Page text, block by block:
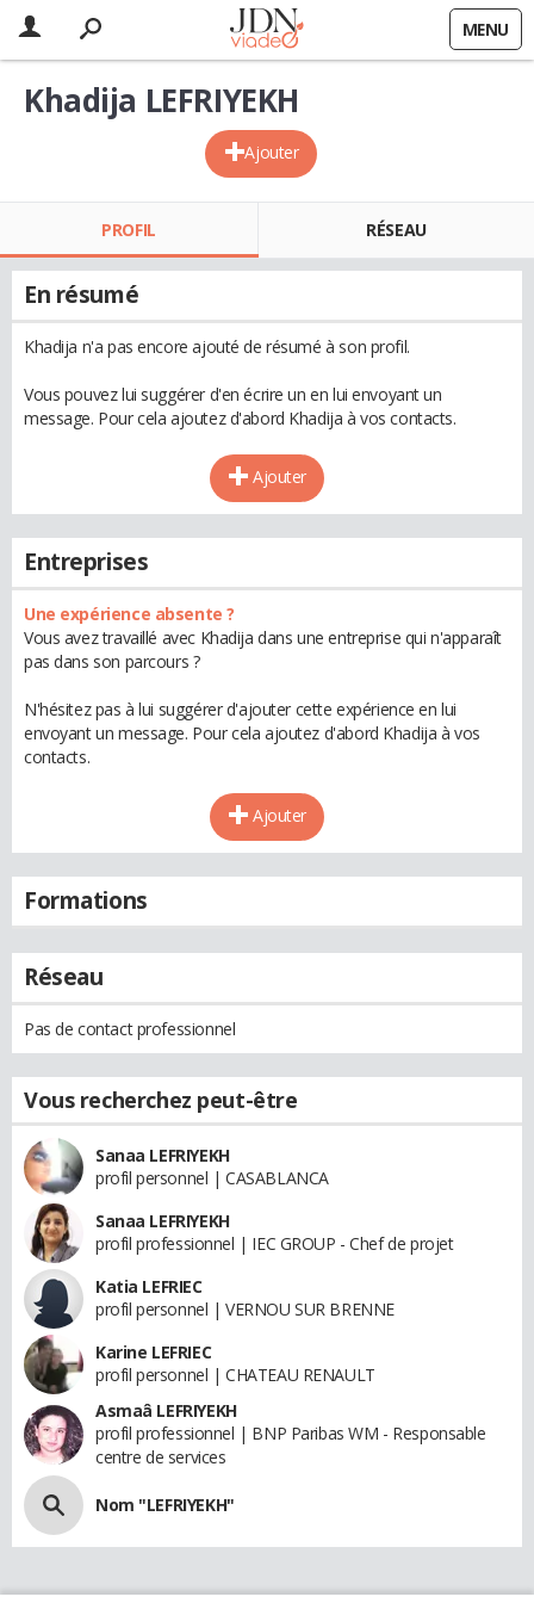
MENU
Ajouter
Khadija LEFRIYEKH
PROFIL RÉSEAU
En résumé
Khadija n'a pas encore ajouté de résumé à son profil.
Vous pouvez lui suggérer d'en écrire un en lui envoyant un
message. Pour cela ajoutez d'abord Khadija à vos contacts.
Ajouter
Entreprises
Une expérience absente ?
Vous avez travaillé avec Khadija dans une entreprise qui n'apparaît
pas dans son parcours ?
N'hésitez pas à lui suggérer d'ajouter cette expérience en lui
envoyant un message. Pour cela ajoutez d'abord Khadija à vos
contacts.
Ajouter
Formations
Réseau
Pas de contact professionnel
Vous recherchez peut-être
Sanaa LEFRIYEKH
profil personnel | CASABLANCA
Sanaa LEFRIYEKH
profil professionnel | IEC GROUP - Chef de projet
Katia LEFRIEC
profil personnel | VERNOU SUR BRENNE
Karine LEFRIEC
profil personnel | CHATEAU RENAULT
Asmaâ LEFRIYEKH
profil professionnel | BNP Paribas WM - Responsable
centre de services
Nom "LEFRIYEKH"